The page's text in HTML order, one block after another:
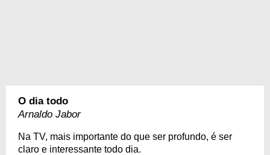
O dia todo
Arnaldo Jabor
Na TV, mais importante do que ser profundo, é ser
claro e interessante todo dia.